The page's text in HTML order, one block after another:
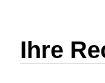
Ihre